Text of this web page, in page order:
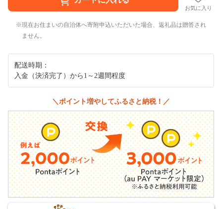
お気に入り
現在お住まいの自治体へ寄附申込いただいた場合、返礼品は贈答され
ません。
配送時期：
入金（決済完了）から1～2週間程度
＼ポイント増やしてふるさと納税！／